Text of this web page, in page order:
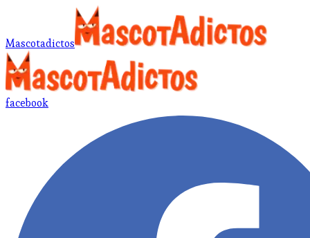
Mascotadictos
facebook